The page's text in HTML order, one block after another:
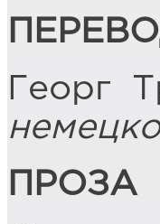
Георг
ПРОЗА